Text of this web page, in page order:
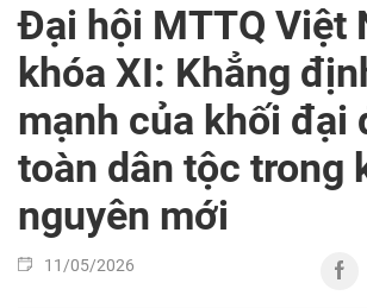
Đại hội MTTQ Việt
khóa XI: Khẳng
mạnh của khối đại
toàn dân tộc trong
nguyên mới
11/05/2026